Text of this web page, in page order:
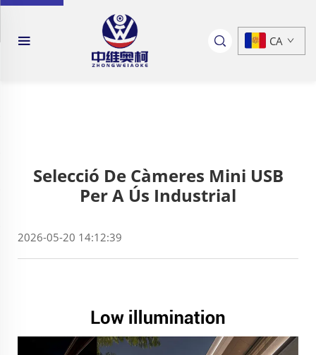
CA
Selecció De Càmeres Mini USB
Per A Ús Industrial
2026-05-20 14:12:39